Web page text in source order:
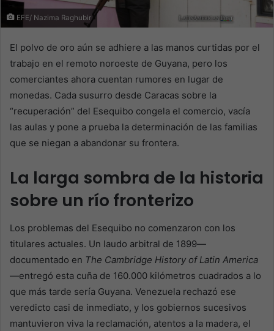
EFE/ Nazima Raghubir
El polvo de oro aún se adhiere a las manos curtidas por el
trabajo en el remoto noroeste de Guyana, pero los
comerciantes ahora cuentan rumores en lugar de
monedas. Cada susurro desde Caracas sobre la
“recuperación” del Esequibo congela el comercio, vacía
las aulas y pone a prueba la determinación de las familias
que se niegan a abandonar su frontera.
La larga sombra de la historia
sobre un río fronterizo
Los problemas del Esequibo no comenzaron con los
titulares actuales. Un laudo arbitral de 1899—
documentado en The Cambridge History of Latin America
—entregó esta cuña de 160.000 kilómetros cuadrados a lo
que más tarde sería Guyana. Venezuela rechazó ese
veredicto casi de inmediato, y los gobiernos sucesivos
mantuvieron viva la reclamación, atentos a la madera, el